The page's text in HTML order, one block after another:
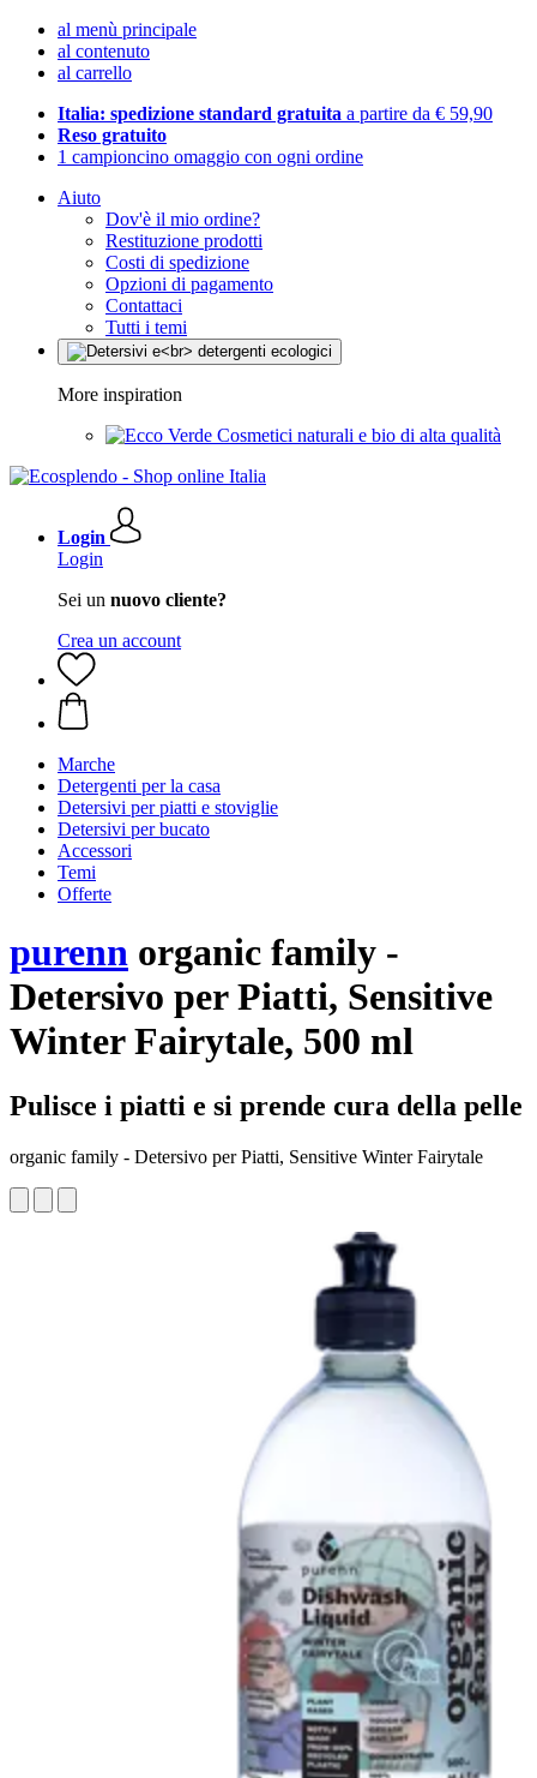
al menù principale
al contenuto
al carrello
Italia: spedizione standard gratuita a partire da € 59,90
Reso gratuito
1 campioncino omaggio con ogni ordine
Aiuto
Dov'è il mio ordine?
Restituzione prodotti
Costi di spedizione
Opzioni di pagamento
Contattaci
Tutti i temi
More inspiration
Cosmetici naturali e bio di alta qualità
Login
Login
Sei un nuovo cliente?
Crea un account
Marche
Detergenti per la casa
Detersivi per piatti e stoviglie
Detersivi per bucato
Accessori
Temi
Offerte
purenn organic family -
Detersivo per Piatti, Sensitive
Winter Fairytale, 500 ml
Pulisce i piatti e si prende cura della pelle
organic family - Detersivo per Piatti, Sensitive Winter Fairytale